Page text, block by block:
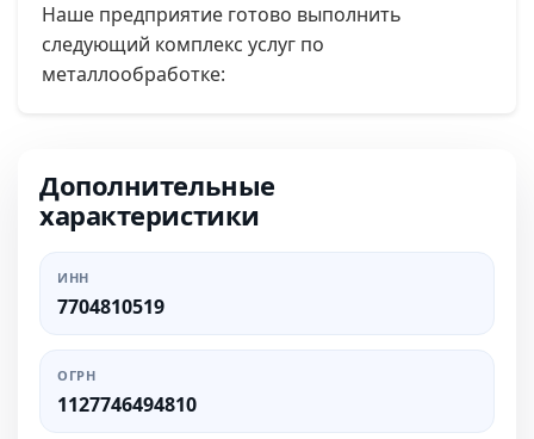
Наше предприятие готово выполнить
следующий комплекс услуг по
металлообработке:
Дополнительные
характеристики
ИНН
7704810519
ОГРН
1127746494810